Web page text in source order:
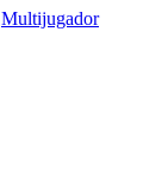
Multijugador